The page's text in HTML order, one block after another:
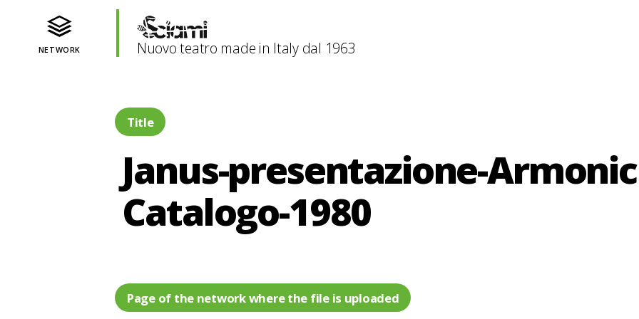
NETWORK Nuovo teatro made in Italy dal 1963
Title
Janus-presentazione-
Catalogo-1980
Page of the network where the file is uploaded